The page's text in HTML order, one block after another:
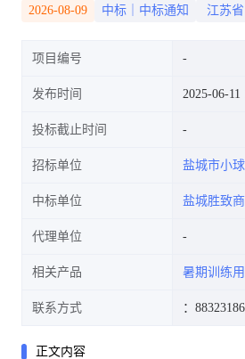
2026-08-09 中标｜中标通知 江苏省
项目编号
发布时间 2025-06-11
投标截止时间
招标单位 盐城市小
中标单位 盐城胜致
代理单位
相关产品 暑期训练
联系方式 ：88323186
正文内容